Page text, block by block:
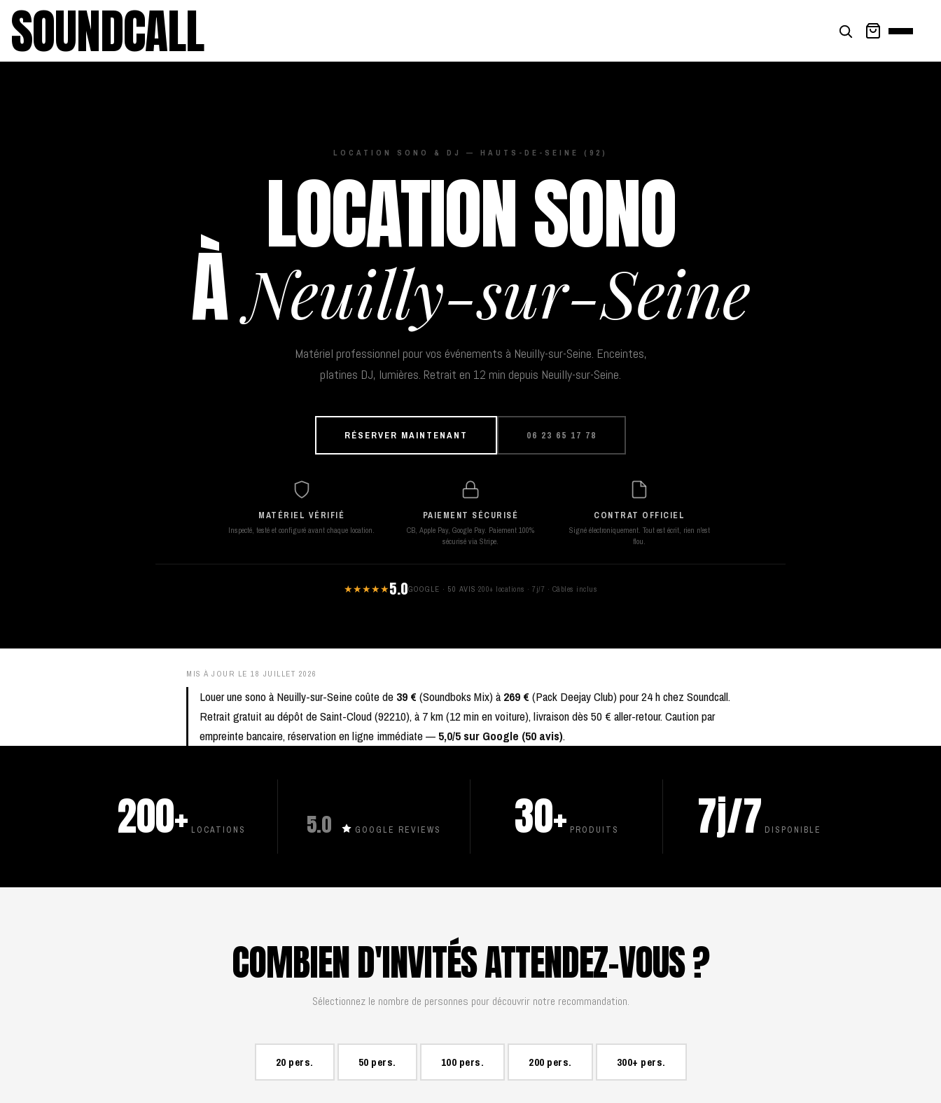
SOUNDCALL
LOCATION SONO & DJ — HAUTS-DE-SEINE (92)
LOCATION SONO
ÀNeuilly-sur-Seine
Matériel professionnel pour vos événements à Neuilly-sur-Seine. Enceintes,
platines DJ, lumières. Retrait en 12 min depuis Neuilly-sur-Seine.
RÉSERVER MAINTENANT 06 23 65 17 78
MATÉRIEL VÉRIFIÉ
Inspecté, testé et configuré avant chaque location.
PAIEMENT SÉCURISÉ
CB, Apple Pay, Google Pay. Paiement 100%
sécurisé via Stripe.
CONTRAT OFFICIEL
Signé électroniquement. Tout est écrit, rien n'est
flou.
★★★★★5.0GOOGLE · 50 AVIS ·200+ locations · 7j/7 · Câbles inclus
MIS À JOUR LE 18 JUILLET 2026
Louer une sono à Neuilly-sur-Seine coûte de 39 € (Soundboks Mix) à269 € (Pack Deejay Club) pour 24 h chez Soundcall.
Retrait gratuit au dépôt de Saint-Cloud (92210), à 7 km (12 min en voiture), livraison dès 50 € aller-retour. Caution par
empreinte bancaire, réservation en ligne immédiate — 5,0/5 sur Google (50 avis).
200+ LOCATIONS 5.0 GOOGLE REVIEWS 30+ PRODUITS 7j/7 DISPONIBLE
COMBIEN D'INVITÉS ATTENDEZ-VOUS ?
Sélectionnez le nombre de personnes pour découvrir notre recommandation.
20 pers. 50 pers. 100 pers. 200 pers. 300+ pers.